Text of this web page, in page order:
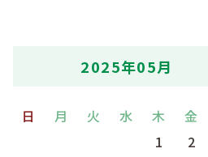
2025年05月
日 月 火 水 木 金
1 2